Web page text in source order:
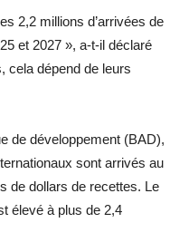
2,2 millions d’arrivées de
et 2027 », a-t-il déclaré
cela dépend de leurs
de développement (BAD),
sont arrivés au
de dollars de recettes. Le
élevé à plus de 2,4